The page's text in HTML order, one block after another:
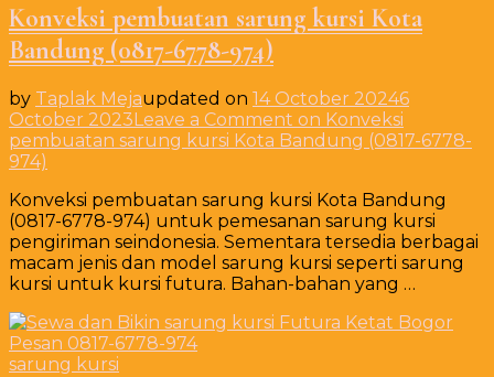
Konveksi pembuatan sarung kursi Kota
Bandung (0817-6778-974)
by Taplak Mejaupdated on 14 October 20246
October 2023 Leave a Comment on Konveksi
pembuatan sarung kursi Kota Bandung (0817-6778-
974)
Konveksi pembuatan sarung kursi Kota Bandung
(0817-6778-974) untuk pemesanan sarung kursi
pengiriman seindonesia. Sementara tersedia berbagai
macam jenis dan model sarung kursi seperti sarung
kursi untuk kursi futura. Bahan-bahan yang …
sarung kursi